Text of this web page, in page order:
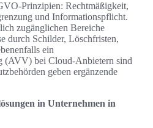
Prinzipien: Rechtmäßigkeit,
und Informationspflicht.
zugänglichen Bereiche
durch Schilder, Löschfristen,
ein
(AVV) bei Cloud-Anbietern sind
geben ergänzende
in Unternehmen in